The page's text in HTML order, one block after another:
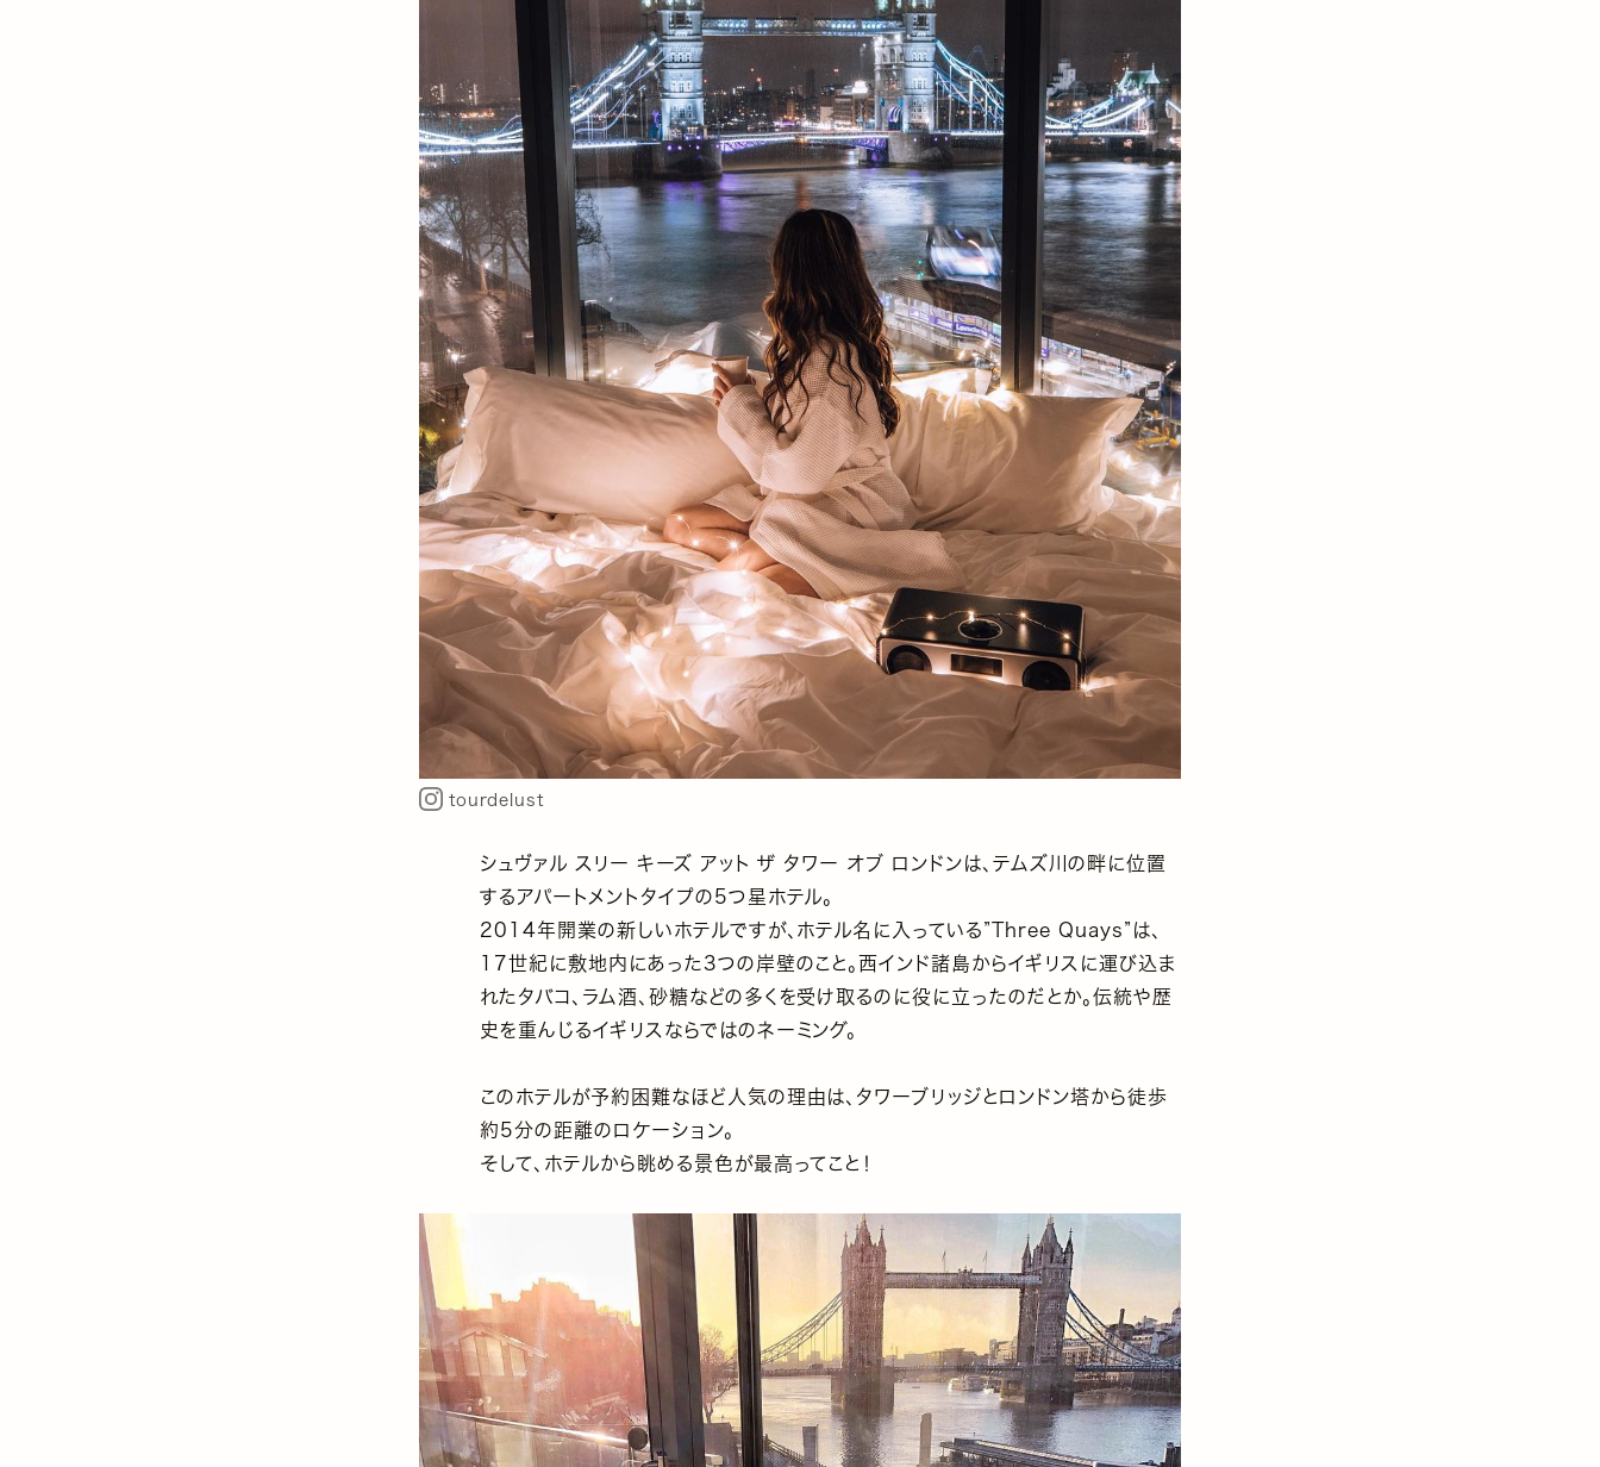
tourdelust
シュヴァル スリー キーズ アット ザ タワー オブ ロンドンは、テムズ川の畔に位置
するアパートメントタイプの5つ星ホテル。
2014年開業の新しいホテルですが、ホテル名に入っている”Three Quays”は、
17世紀に敷地内にあった3つの岸壁のこと。西インド諸島からイギリスに運び込ま
れたタバコ、ラム酒、砂糖などの多くを受け取るのに役に立ったのだとか。伝統や歴
史を重んじるイギリスならではのネーミング。
このホテルが予約困難なほど人気の理由は、タワーブリッジとロンドン塔から徒歩
約5分の距離のロケーション。
そして、ホテルから眺める景色が最高ってこと！